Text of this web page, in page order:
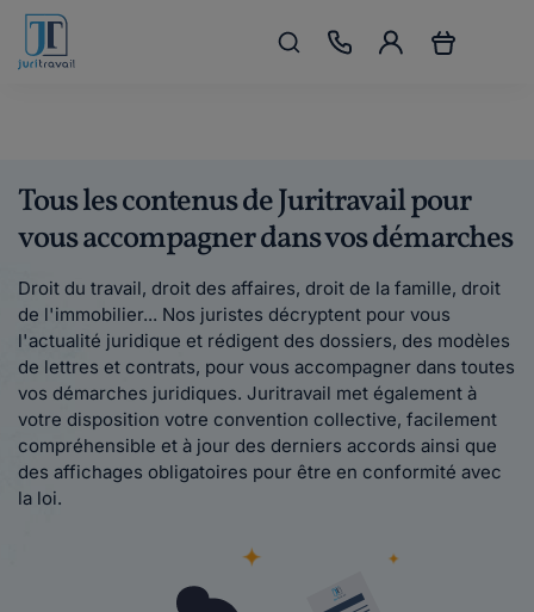
Tous les contenus de Juritravail pour
vous accompagner dans vos démarches
Droit du travail, droit des affaires, droit de la famille, droit
de l'immobilier... Nos juristes décryptent pour vous
l'actualité juridique et rédigent des dossiers, des modèles
de lettres et contrats, pour vous accompagner dans toutes
vos démarches juridiques. Juritravail met également à
votre disposition votre convention collective, facilement
compréhensible et à jour des derniers accords ainsi que
des affichages obligatoires pour être en conformité avec
la loi.